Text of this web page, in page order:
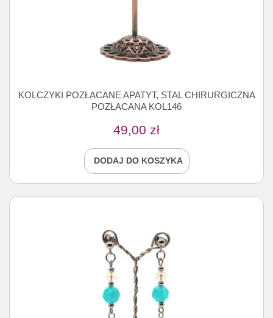
KOLCZYKI POZŁACANE APATYT, STAL CHIRURGICZNA
POZŁACANA KOL146
49,00 zł
DODAJ DO KOSZYKA